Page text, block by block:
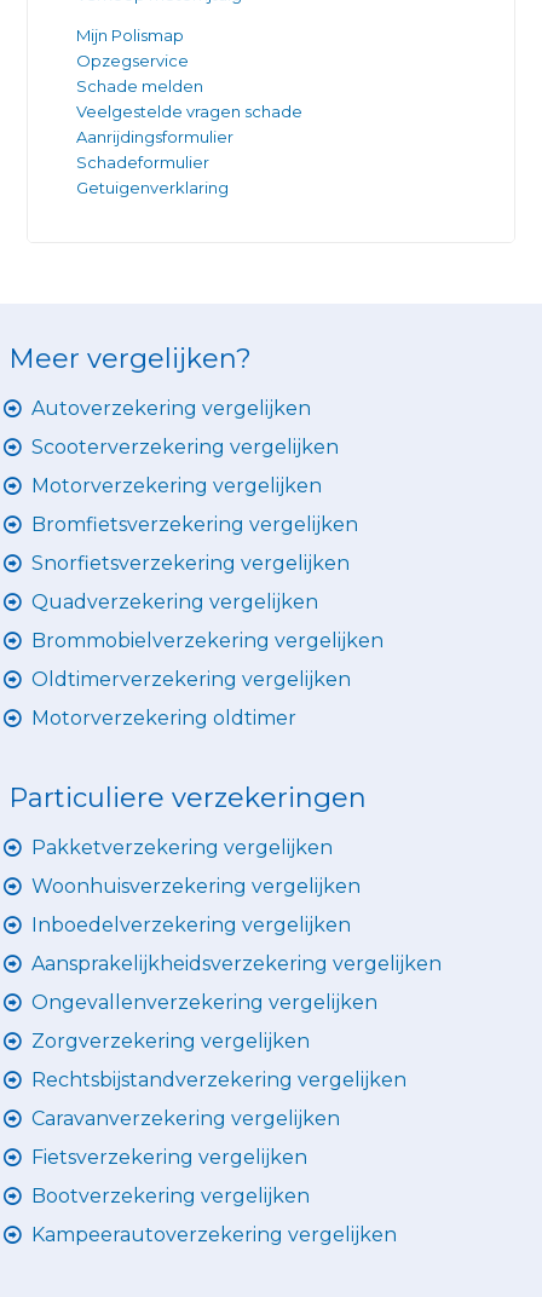
Mijn Polismap
Opzegservice
Schade melden
Veelgestelde vragen schade
Aanrijdingsformulier
Schadeformulier
Getuigenverklaring
Meer vergelijken?
Autoverzekering vergelijken
Scooterverzekering vergelijken
Motorverzekering vergelijken
Bromfietsverzekering vergelijken
Snorfietsverzekering vergelijken
Quadverzekering vergelijken
Brommobielverzekering vergelijken
Oldtimerverzekering vergelijken
Motorverzekering oldtimer
Particuliere verzekeringen
Pakketverzekering vergelijken
Woonhuisverzekering vergelijken
Inboedelverzekering vergelijken
Aansprakelijkheidsverzekering vergelijken
Ongevallenverzekering vergelijken
Zorgverzekering vergelijken
Rechtsbijstandverzekering vergelijken
Caravanverzekering vergelijken
Fietsverzekering vergelijken
Bootverzekering vergelijken
Kampeerautoverzekering vergelijken